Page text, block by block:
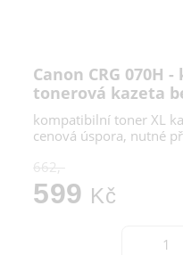
Canon CRG 070H
tonerová kazeta
kompatibilní toner XL
cenová úspora, nutné
662,-
599 Kč